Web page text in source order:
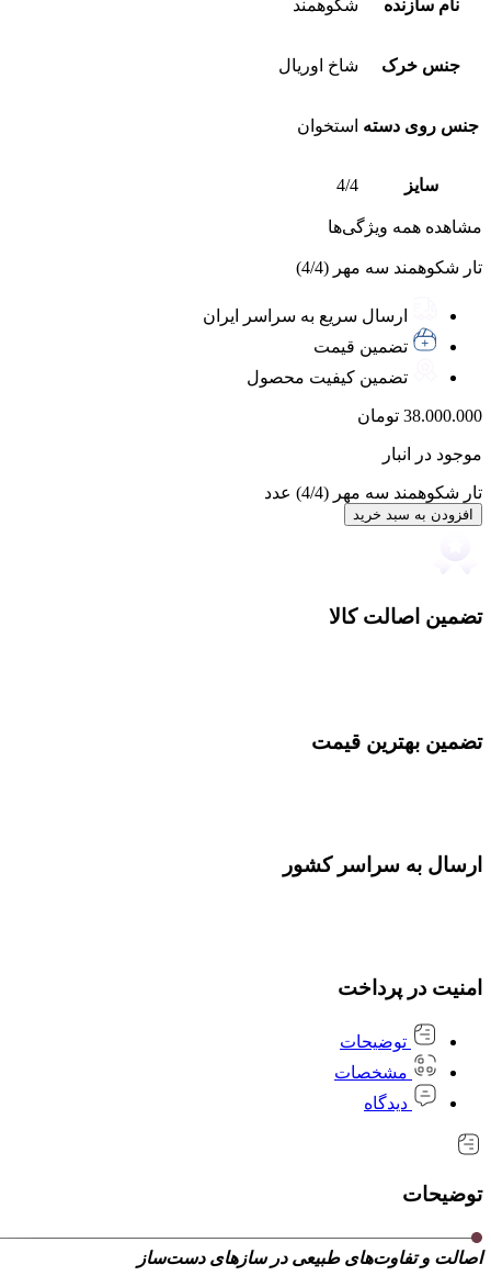
نام سازنده شکوهمند
جنس خرک شاخ اوریال
جنس روی دسته استخوان
سایز 4/4
مشاهده همه ویژگی‌ها
تار شکوهمند سه مهر (4/4)
ارسال سریع به سراسر ایران
تضمین قیمت
تضمین کیفیت محصول
38.000.000 تومان
موجود در انبار
تار شکوهمند سه مهر (4/4) عدد
افزودن به سبد خرید
تضمین اصالت کالا
تضمین بهترین قیمت
ارسال به سراسر کشور
امنیت در پرداخت
توضیحات
مشخصات
دیدگاه
توضیحات
اصالت و تفاوت‌های طبیعی در سازهای دست‌ساز